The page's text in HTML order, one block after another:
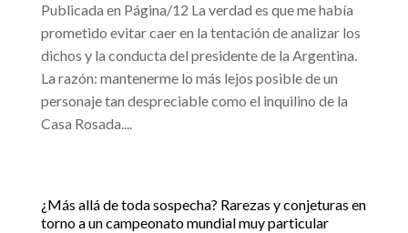
Publicada en Página/12 La verdad es que me había
prometido evitar caer en la tentación de analizar los
dichos y la conducta del presidente de la Argentina.
La razón: mantenerme lo más lejos posible de un
personaje tan despreciable como el inquilino de la
Casa Rosada....
¿Más allá de toda sospecha? Rarezas y conjeturas en
torno a un campeonato mundial muy particular